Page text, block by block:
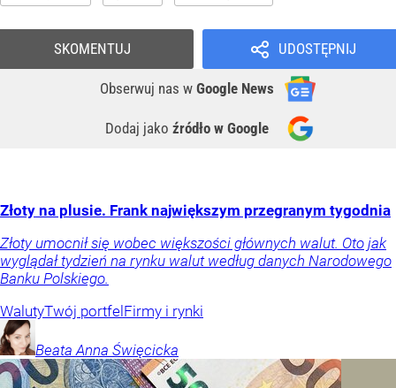
UDOSTĘPNIJ
Obserwuj nas w Google News
Dodaj jako źródło w Google
SKOMENTUJ
Złoty na plusie. Frank największym przegranym tygodnia
Złoty umocnił się wobec większości głównych walut. Oto jak
wyglądał tydzień na rynku walut według danych Narodowego
Banku Polskiego.
WalutyTwój portfelFirmy i rynki
Beata Anna Święcicka